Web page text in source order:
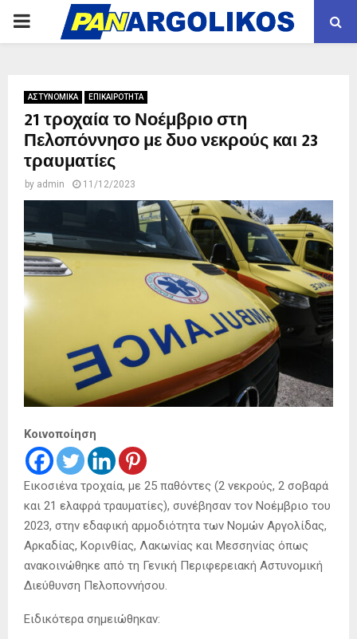
PRIMARY
ΑΣΤΥΝΟΜΙΚΑ ΕΠΙΚΑΙΡΟΤΗΤΑ
21 τροχαία το Νοέμβριο στη
Πελοπόννησο με δυο νεκρούς και 23
τραυματίες
by admin 11/12/2023
Κοινοποίηση
Εικοσιένα τροχαία, με 25 παθόντες (2 νεκρούς, 2 σοβαρά
και 21 ελαφρά τραυματίες), συνέβησαν τον Νοέμβριο του
2023, στην εδαφική αρμοδιότητα των Νομών Αργολίδας,
Αρκαδίας, Κορινθίας, Λακωνίας και Μεσσηνίας όπως
ανακοινώθηκε από τη Γενική Περιφερειακή Αστυνομική
Διεύθυνση Πελοποννήσου.
Ειδικότερα σημειώθηκαν: